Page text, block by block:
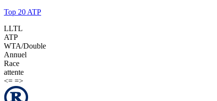
Top 20 ATP
LLTL
ATP
WTA/Double
Annuel
Race
attente
<= =>